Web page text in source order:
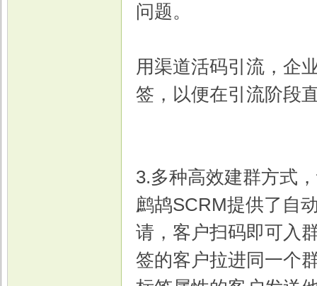
问题。
用渠道活码引流，企
签，以便在引流阶段
3.多种高效建群方式
鹧鸪SCRM提供了自
请，客户扫码即可入
签的客户拉进同一个